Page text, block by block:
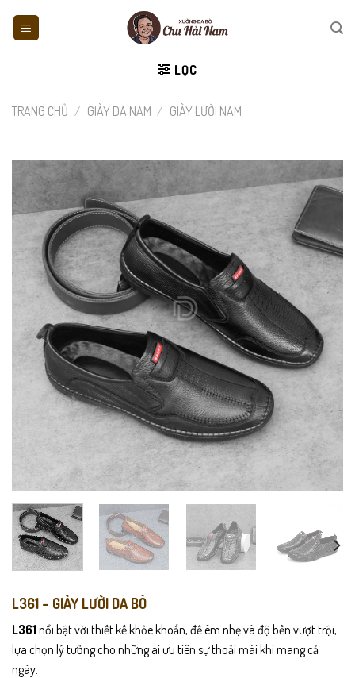
LỌC
TRANG CHỦ / GIÀY DA NAM / GIÀY LƯỜI NAM
L361 – GIÀY LƯỜI DA BÒ
L361 nổi bật với thiết kế khỏe khoắn, đế êm nhẹ và độ bền vượt trội,
lựa chọn lý tưởng cho những ai ưu tiên sự thoải mái khi mang cả
ngày.